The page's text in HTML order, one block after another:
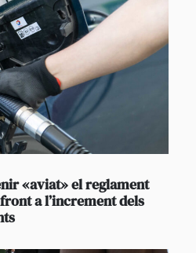
«aviat» el reglament
a l’increment dels